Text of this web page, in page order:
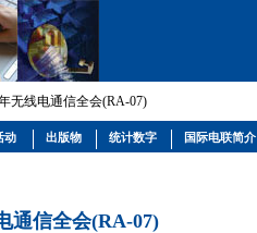
无线电通信全会(RA-07)
通信全会(RA-07)
动 出版物 统计数字 国际电联简介